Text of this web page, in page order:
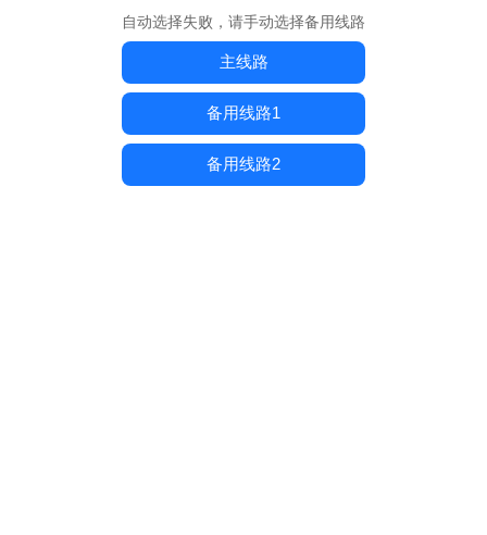
自动选择失败，请手动选择备用线路
主线路
备用线路1
备用线路2